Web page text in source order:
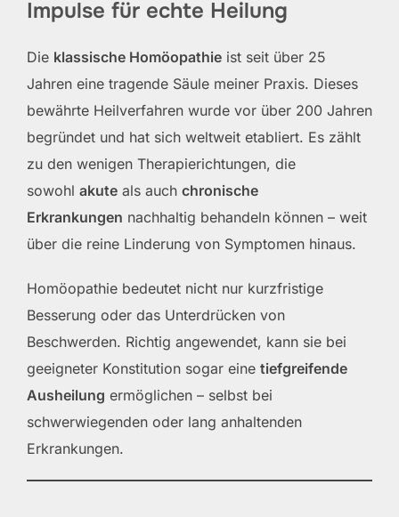
Impulse für echte Heilung
Die klassische Homöopathie ist seit über 25
Jahren eine tragende Säule meiner Praxis. Dieses
bewährte Heilverfahren wurde vor über 200 Jahren
begründet und hat sich weltweit etabliert. Es zählt
zu den wenigen Therapierichtungen, die
sowohl akute als auch chronische
Erkrankungen nachhaltig behandeln können – weit
über die reine Linderung von Symptomen hinaus.
Homöopathie bedeutet nicht nur kurzfristige
Besserung oder das Unterdrücken von
Beschwerden. Richtig angewendet, kann sie bei
geeigneter Konstitution sogar eine tiefgreifende
Ausheilung ermöglichen – selbst bei
schwerwiegenden oder lang anhaltenden
Erkrankungen.